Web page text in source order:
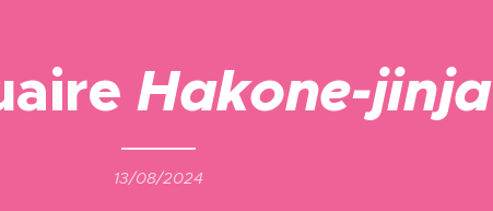
Hakone-jinja
13/08/2024